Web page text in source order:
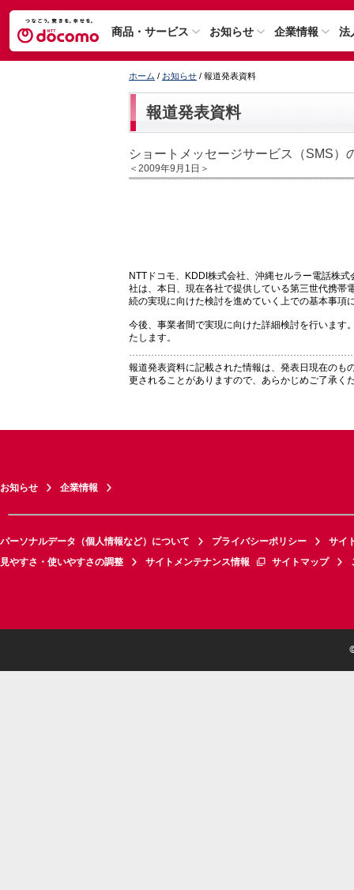
商品・サービス お知らせ 企業情報 法
ホーム / お知らせ / 報道発表資料
報道発表資料
ショートメッセージサービス（SMS
＜2009年9月1日＞
NTTドコモ、KDDI株式会社、沖縄セルラー電話株
社は、本日、現在各社で提供している第三世代携帯
続の実現に向けた検討を進めていく上での基本事項
今後、事業者間で実現に向けた詳細検討を行います
たします。
報道発表資料に記載された情報は、発表日現在のも
更されることがありますので、あらかじめご了承く
お知らせ 企業情報
パーソナルデータ（個人情報など）について プライバシーポリシー
サイ
見やすさ・使いやすさの調整
サイトメンテナンス情報 サイトマップ